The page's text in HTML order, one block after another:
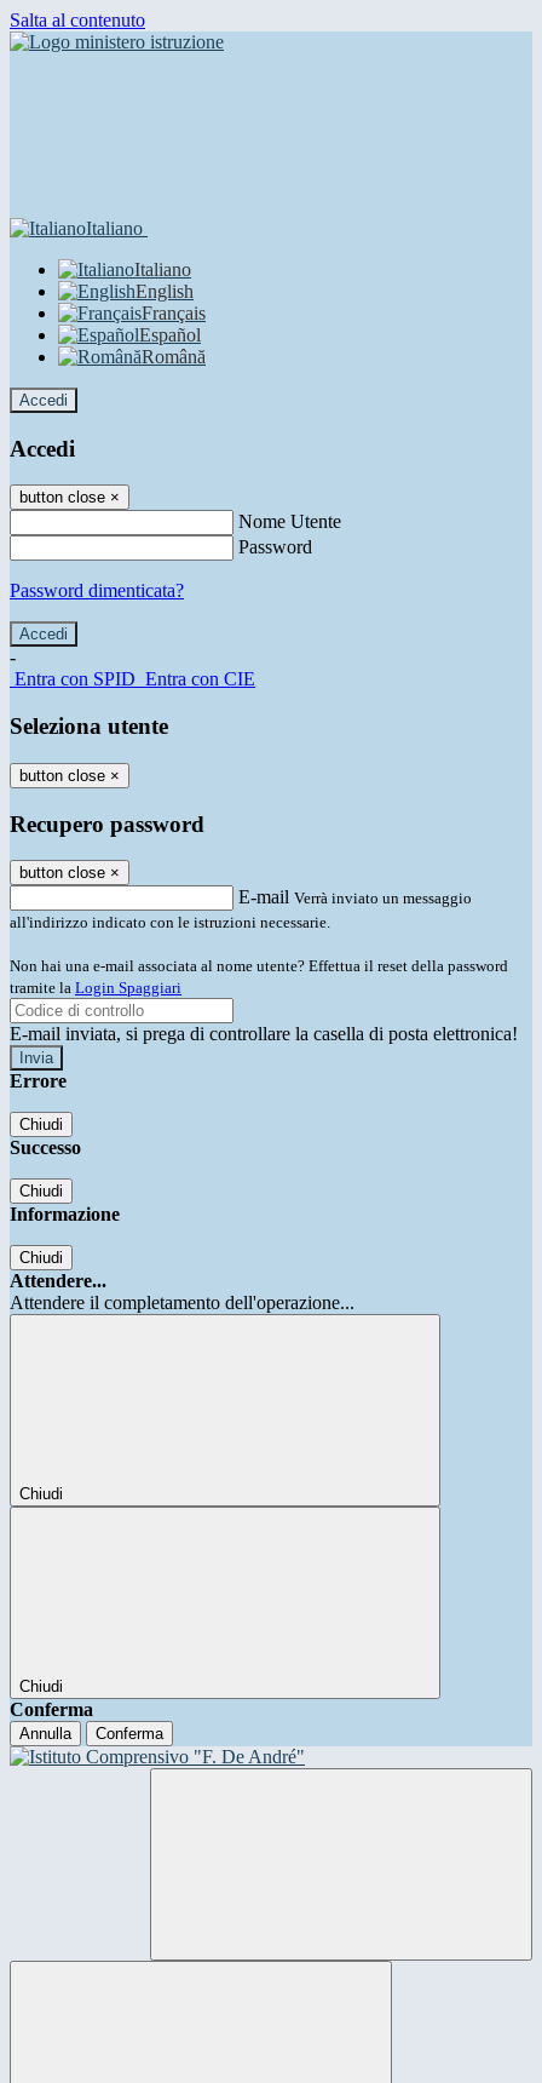
Salta al contenuto
Italiano
Italiano
English
Français
Español
Română
Accedi
Accedi
button close ×
Nome Utente
Password
Password dimenticata?
-
Entra con SPID Entra con CIE
Seleziona utente
button close ×
Recupero password
button close ×
E-mail Verrà inviato un messaggio
all'indirizzo indicato con le istruzioni necessarie.
Non hai una e-mail associata al nome utente? Effettua il reset della password
tramite la Login Spaggiari
E-mail inviata, si prega di controllare la casella di posta elettronica!
Errore
Chiudi
Successo
Chiudi
Informazione
Chiudi
Attendere...
Attendere il completamento dell'operazione...
Chiudi
Chiudi
Conferma
Annulla Conferma